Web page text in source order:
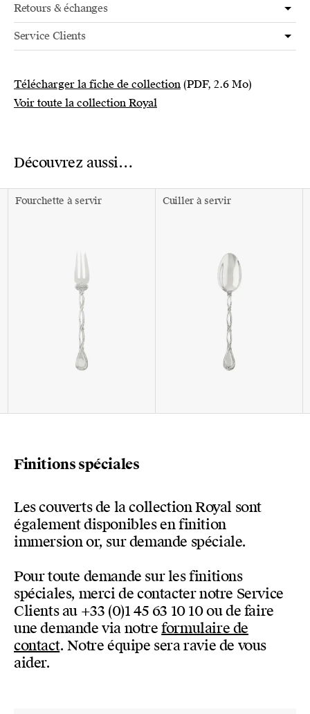
Retours & échanges
Service Clients
Télécharger la fiche de collection (PDF, 2.6 Mo)
Voir toute la collection Royal
Découvrez aussi…
Fourchette à servir Cuiller à servir
Finitions spéciales
Les couverts de la collection Royal sont
également disponibles en finition
immersion or, sur demande spéciale.
Pour toute demande sur les finitions
spéciales, merci de contacter notre Service
Clients au +33 (0)1 45 63 10 10 ou de faire
une demande via notreformulaire de
contact. Notre équipe sera ravie de vous
aider.